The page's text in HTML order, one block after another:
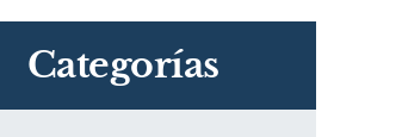
Categorías